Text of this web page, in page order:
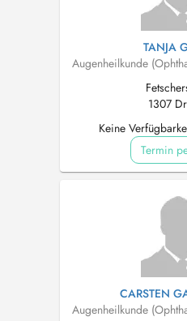
TANJA
Augenheilkunde
1307
Keine
Termin
CARSTEN
Augenheilkunde